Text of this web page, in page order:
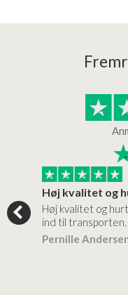
Høj kvalitet og
Høj kvalitet og
ind til
Pernille